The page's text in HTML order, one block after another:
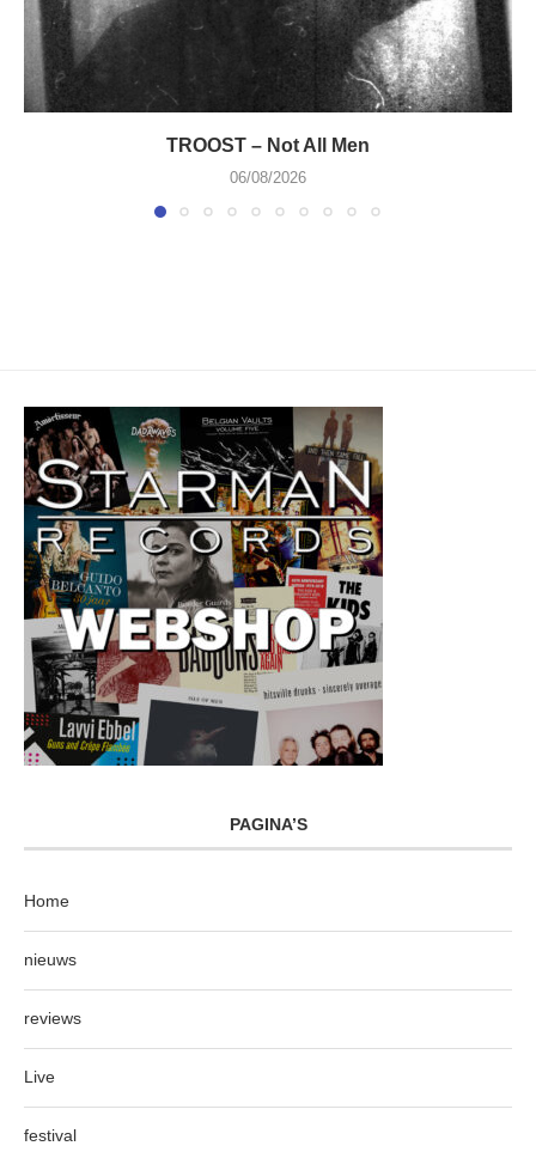
TROOST – Not All Men
06/08/2026
PAGINA’S
Home
nieuws
reviews
Live
festival